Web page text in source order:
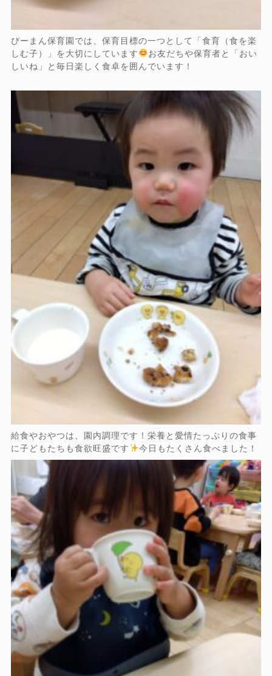
ぴーまん保育園では、保育目標の一つとして「食育（食を楽
しむ子）」を大切にしています
お友だちや保育者と「おい
しいね」と毎日楽しく食卓を囲んでいます！
給食やおやつは、園内調理です！栄養と愛情たっぷりの食事
に子どもたちも食欲旺盛です
今日もたくさん食べました！